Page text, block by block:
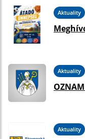
Aktuality
Aktuality
Aktuality